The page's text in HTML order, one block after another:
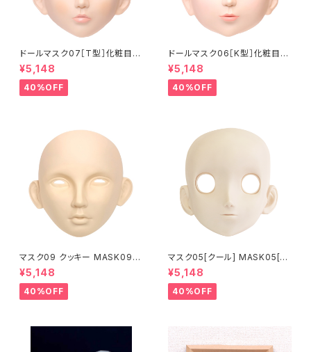
ドールマスク07［T型］化粧目穴
処理済 MASK07 [DOLL T] O
pening eye hole and make
up
¥5,148
40%OFF
ドールマスク06［K型］化粧目穴
処理 MASK06 [DOLL K] Op
ening eye hole and make
up
¥5,148
40%OFF
マスク09 クッキー MASK09
“COOKIE”
¥5,148
40%OFF
マスク05[クール] MASK05[C
OOL]
¥5,148
40%OFF